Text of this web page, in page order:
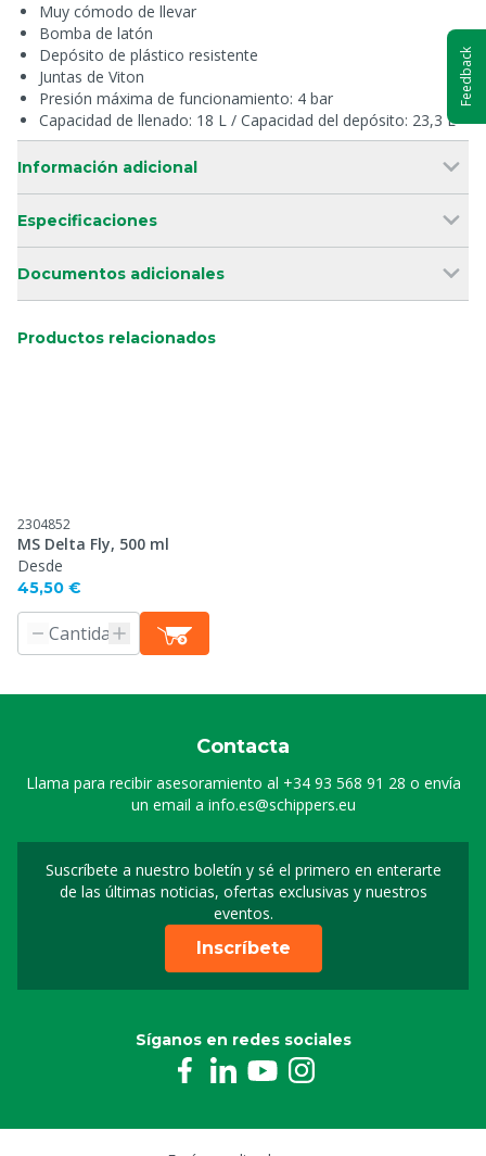
Muy cómodo de llevar
Bomba de latón
Depósito de plástico resistente
Juntas de Viton
Presión máxima de funcionamiento: 4 bar
Capacidad de llenado: 18 L / Capacidad del depósito: 23,3 L
Información adicional
Especificaciones
Documentos adicionales
Productos relacionados
2304852
MS Delta Fly, 500 ml
Desde
45,50 €
Contacta
Llama para recibir asesoramiento al +34 93 568 91 28 o envía
un email a info.es@schippers.eu
Suscríbete a nuestro boletín y sé el primero en enterarte
de las últimas noticias, ofertas exclusivas y nuestros
eventos.
Suscripción a nuestro
Inscríbete
Síganos en redes sociales
Feedback